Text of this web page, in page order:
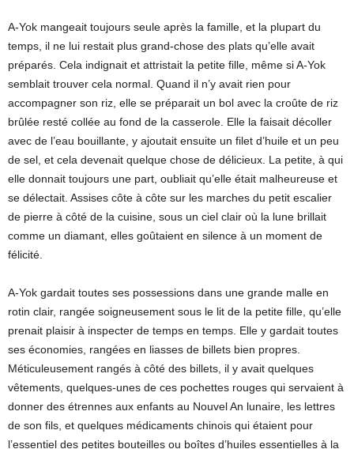
A-Yok mangeait toujours seule après la famille, et la plupart du
temps, il ne lui restait plus grand-chose des plats qu’elle avait
préparés. Cela indignait et attristait la petite fille, même si A-Yok
semblait trouver cela normal. Quand il n’y avait rien pour
accompagner son riz, elle se préparait un bol avec la croûte de riz
brûlée resté collée au fond de la casserole. Elle la faisait décoller
avec de l’eau bouillante, y ajoutait ensuite un filet d’huile et un peu
de sel, et cela devenait quelque chose de délicieux. La petite, à qui
elle donnait toujours une part, oubliait qu’elle était malheureuse et
se délectait. Assises côte à côte sur les marches du petit escalier
de pierre à côté de la cuisine, sous un ciel clair où la lune brillait
comme un diamant, elles goûtaient en silence à un moment de
félicité.
A-Yok gardait toutes ses possessions dans une grande malle en
rotin clair, rangée soigneusement sous le lit de la petite fille, qu’elle
prenait plaisir à inspecter de temps en temps. Elle y gardait toutes
ses économies, rangées en liasses de billets bien propres.
Méticuleusement rangés à côté des billets, il y avait quelques
vêtements, quelques-unes de ces pochettes rouges qui servaient à
donner des étrennes aux enfants au Nouvel An lunaire, les lettres
de son fils, et quelques médicaments chinois qui étaient pour
l’essentiel des petites bouteilles ou boîtes d’huiles essentielles à la